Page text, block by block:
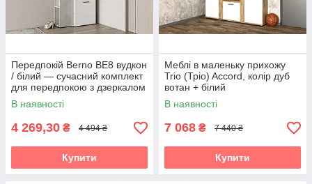
Передпокій Berno BE8 вудкон
/ білий — сучасний комплект
для передпокою з дзеркалом
Accord
В наявності
4 269,30 ₴ 4 494 ₴
Купити
Меблі в маленьку прихожу
Trio (Тріо) Accord, колір дуб
вотан + білий
В наявності
7 068 ₴ 7 440 ₴
Купити